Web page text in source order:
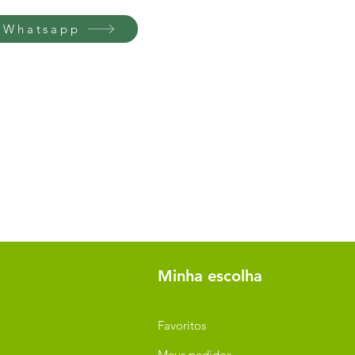
Minha escolha
Favoritos